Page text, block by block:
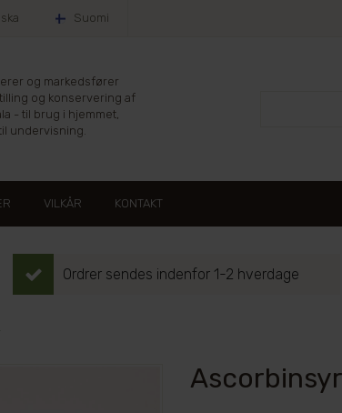
Suomi
og markedsfører
og konservering af
- til brug i hjemmet,
undervisning.
VILKÅR KONTAKT
Ordrer sendes indenfor 1-2 hverdage